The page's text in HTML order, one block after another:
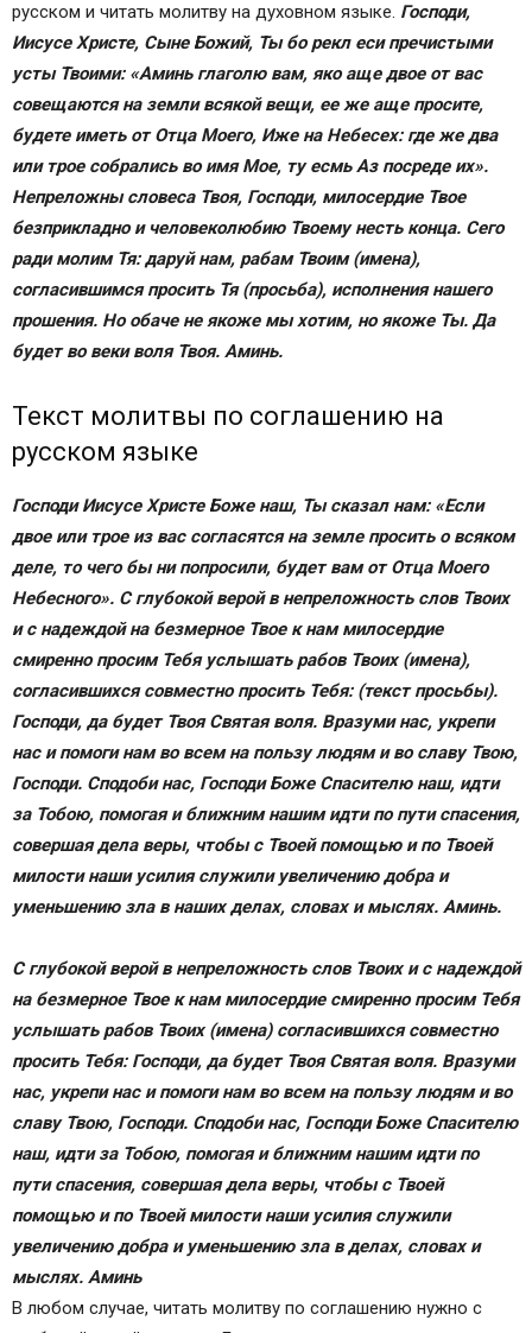
русском и читать молитву на духовном языке. Господи,
Иисусе Христе, Сыне Божий, Ты бо рекл еси пречистыми
усты Твоими: «Аминь глаголю вам, яко аще двое от вас
совещаются на земли всякой вещи, ее же аще просите,
будете иметь от Отца Моего, Иже на Небесех: где же два
или трое собрались во имя Мое, ту есмь Аз посреде их».
Непреложны словеса Твоя, Господи, милосердие Твое
безприкладно и человеколюбию Твоему несть конца. Сего
ради молим Тя: даруй нам, рабам Твоим (имена),
согласившимся просить Тя (просьба), исполнения нашего
прошения. Но обаче не якоже мы хотим, но якоже Ты. Да
будет во веки воля Твоя. Аминь.
Текст молитвы по соглашению на
русском языке
Господи Иисусе Христе Боже наш, Ты сказал нам: «Если
двое или трое из вас согласятся на земле просить о всяком
деле, то чего бы ни попросили, будет вам от Отца Моего
Небесного». С глубокой верой в непреложность слов Твоих
и с надеждой на безмерное Твое к нам милосердие
смиренно просим Тебя услышать рабов Твоих (имена),
согласившихся совместно просить Тебя: (текст просьбы).
Господи, да будет Твоя Святая воля. Вразуми нас, укрепи
нас и помоги нам во всем на пользу людям и во славу Твою,
Господи. Сподоби нас, Господи Боже Спасителю наш, идти
за Тобою, помогая и ближним нашим идти по пути спасения,
совершая дела веры, чтобы с Твоей помощью и по Твоей
милости наши усилия служили увеличению добра и
уменьшению зла в наших делах, словах и мыслях. Аминь.
С глубокой верой в непреложность слов Твоих и с надеждой
на безмерное Твое к нам милосердие смиренно просим Тебя
услышать рабов Твоих (имена) согласившихся совместно
просить Тебя: Господи, да будет Твоя Святая воля. Вразуми
нас, укрепи нас и помоги нам во всем на пользу людям и во
славу Твою, Господи. Cподоби нас, Господи Боже Спасителю
наш, идти за Тобою, помогая и ближним нашим идти по
пути спасения, совершая дела веры, чтобы с Твоей
помощью и по Твоей милости наши усилия служили
увеличению добра и уменьшению зла в делах, словах и
мыслях. Аминь
В любом случае, читать молитву по соглашению нужно с